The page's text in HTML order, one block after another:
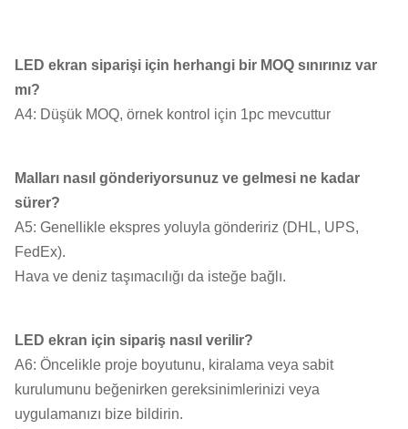
LED ekran siparişi için herhangi bir MOQ sınırınız var
mı?
A4: Düşük MOQ, örnek kontrol için 1pc mevcuttur
Malları nasıl gönderiyorsunuz ve gelmesi ne kadar
sürer?
A5: Genellikle ekspres yoluyla göndeririz (DHL, UPS,
FedEx).
Hava ve deniz taşımacılığı da isteğe bağlı.
LED ekran için sipariş nasıl verilir?
A6: Öncelikle proje boyutunu, kiralama veya sabit
kurulumunu beğenirken gereksinimlerinizi veya
uygulamanızı bize bildirin.